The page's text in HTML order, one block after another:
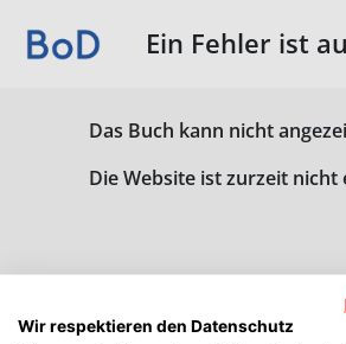
Ein Fehler ist
Das Buch kann nicht
Die Website ist zurzeit nicht
Wir respektieren den Datenschutz